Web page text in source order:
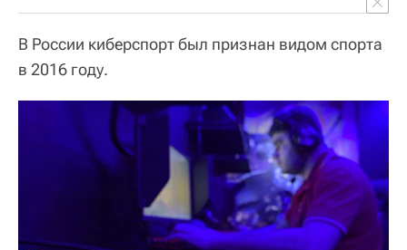
В России киберспорт был признан видом спорта
в 2016 году.